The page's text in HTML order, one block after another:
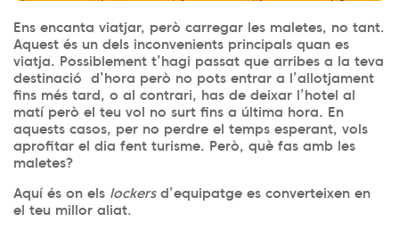
Ens encanta viatjar, però carregar les maletes, no tant.
Aquest és un dels inconvenients principals quan es
viatja. Possiblement t’hagi passat que arribes a la teva
destinació d’hora però no pots entrar a l’allotjament
fins més tard, o al contrari, has de deixar l’hotel al
matí però el teu vol no surt fins a última hora. En
aquests casos, per no perdre el temps esperant, vols
aprofitar el dia fent turisme. Però, què fas amb les
maletes?
Aquí és on els lockersd’equipatge es converteixen en
el teu millor aliat.